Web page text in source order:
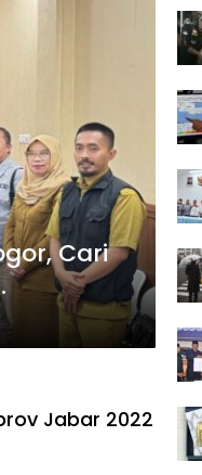
Cari
Jabar 2022